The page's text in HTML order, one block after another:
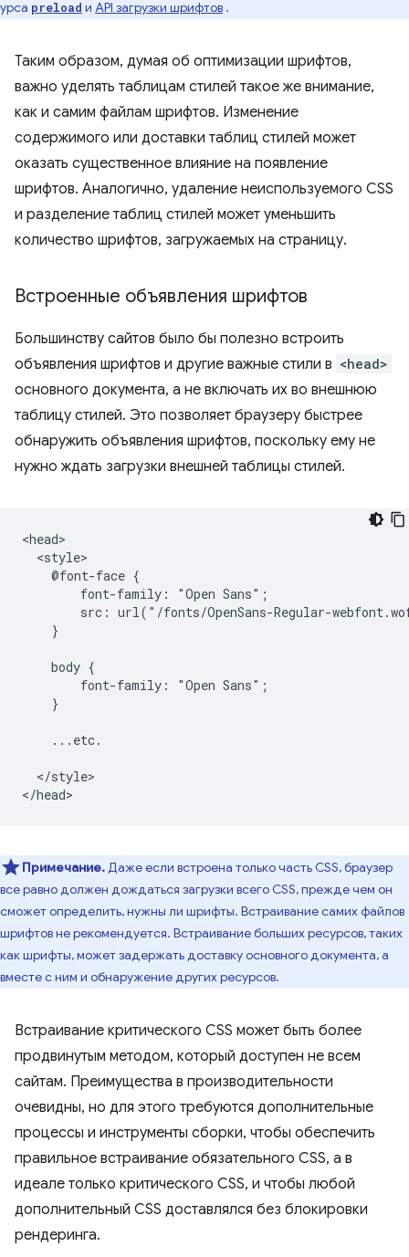
preload и API загрузки шрифтов .
Таким образом, думая об оптимизации шрифтов,
важно уделять таблицам стилей такое же внимание,
как и самим файлам шрифтов. Изменение
содержимого или доставки таблиц стилей может
оказать существенное влияние на появление
шрифтов. Аналогично, удаление неиспользуемого CSS
и разделение таблиц стилей может уменьшить
количество шрифтов, загружаемых на страницу.
Встроенные объявления шрифтов
Большинству сайтов было бы полезно встроить
объявления шрифтов и другие важные стили в <head>
основного документа, а не включать их во внешнюю
таблицу стилей. Это позволяет браузеру быстрее
обнаружить объявления шрифтов, поскольку ему не
нужно ждать загрузки внешней таблицы стилей.
<head>
  <style>
    @font-face {
        font-family: "Open Sans";
src: url("/fonts/OpenSans-Regular-
    }
    body {
        font-family: "Open Sans";
    }
    ...etc.
  </style>
Примечание.Даже если встроена только часть CSS, браузер
все равно должен дождаться загрузки всего CSS, прежде чем он
сможет определить, нужны ли шрифты. Встраивание самих файлов
шрифтов не рекомендуется. Встраивание больших ресурсов, таких
как шрифты, может задержать доставку основного документа, а
вместе с ним и обнаружение других ресурсов.
Встраивание критического CSS может быть более
продвинутым методом, который доступен не всем
сайтам. Преимущества в производительности
очевидны, но для этого требуются дополнительные
процессы и инструменты сборки, чтобы обеспечить
правильное встраивание обязательного CSS, а в
идеале только критического CSS, и чтобы любой
дополнительный CSS доставлялся без блокировки
рендеринга.